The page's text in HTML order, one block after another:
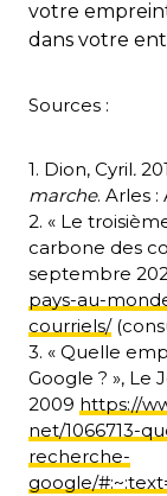
votre
dans votre
Sources :
1. Dion, Cyril.
marche. Arles :
2. « Le
carbone des
septembre
pays-au-
courriels/
3. « Quelle
Google ? », Le
2009 https://
net/1066713-
recherche-
google/